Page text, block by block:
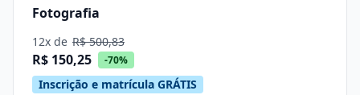
Fotografia
12x de R$ 500,83
R$ 150,25 -70%
Inscrição e matrícula GRÁTIS